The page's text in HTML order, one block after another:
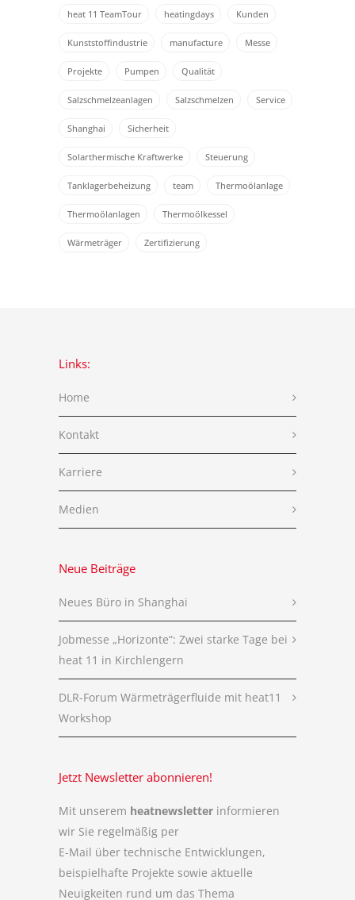
heat 11 TeamTour heatingdays Kunden
Kunststoffindustrie manufacture Messe
Projekte Pumpen Qualität
Salzschmelzeanlagen Salzschmelzen Service
Shanghai Sicherheit
Solarthermische Kraftwerke Steuerung
Tanklagerbeheizung team Thermoölanlage
Thermoölanlagen Thermoölkessel
Wärmeträger Zertifizierung
Links:
Home
Kontakt
Karriere
Medien
Neue Beiträge
Neues Büro in Shanghai
Jobmesse „Horizonte“: Zwei starke Tage bei
heat 11 in Kirchlengern
DLR-Forum Wärmeträgerfluide mit heat11
Workshop
Jetzt Newsletter abonnieren!
Mit unserem heatnewsletter informieren
wir Sie regelmäßig per
E-Mail über technische Entwicklungen,
beispielhafte Projekte sowie aktuelle
Neuigkeiten rund um das Thema